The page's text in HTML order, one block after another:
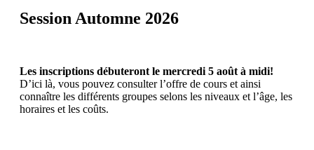
Session Automne 2026
Les inscriptions débuteront le mercredi 5 août à midi!
D’ici là, vous pouvez consulter l’offre de cours et ainsi
connaître les différents groupes selons les niveaux et l’âge, les
horaires et les coûts.